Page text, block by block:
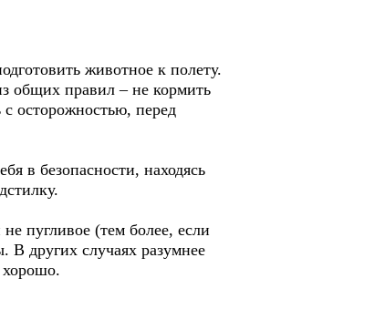
животное к полету.
общих правил – не кормить
осторожностью, перед
в безопасности, находясь
пугливое (тем более, если
В других случаях разумнее
хорошо.